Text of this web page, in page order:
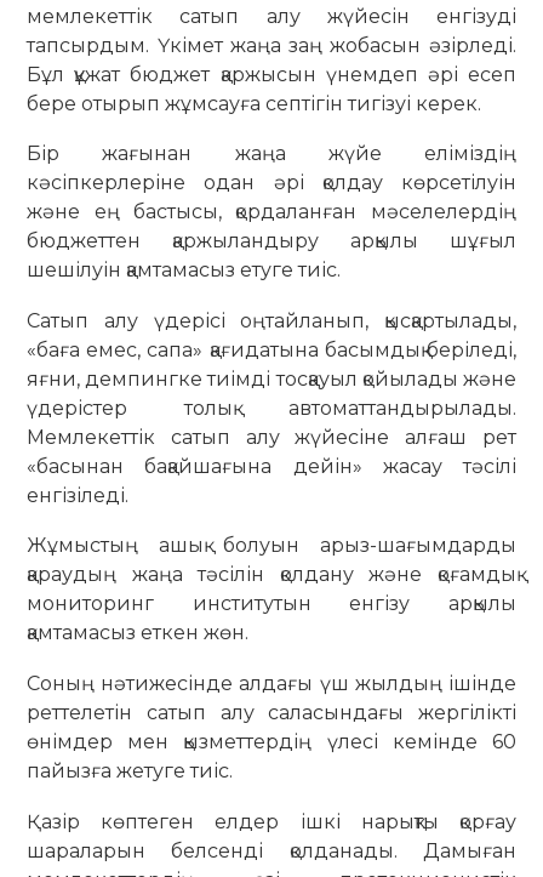
мемлекеттік сатып алу жүйесін енгізуді
тапсырдым. Үкімет жаңа заң жобасын әзірледі.
Бұл құжат бюджет қаржысын үнемдеп әрі есеп
бере отырып жұмсауға септігін тигізуі керек.
Бір жағынан жаңа жүйе еліміздің
кәсіпкерлеріне одан әрі қолдау көрсетілуін
және ең бастысы, қордаланған мәселелердің
бюджеттен қаржыландыру арқылы шұғыл
шешілуін қамтамасыз етуге тиіс.
Сатып алу үдерісі оңтайланып, қысқартылады,
«баға емес, сапа» қағидатына басымдық беріледі,
яғни, демпингке тиімді тосқауыл қойылады және
үдерістер толық автоматтандырылады.
Мемлекеттік сатып алу жүйесіне алғаш рет
«басынан бақайшағына дейін» жасау тәсілі
енгізіледі.
Жұмыстың ашық болуын арыз-шағымдарды
қараудың жаңа тәсілін қолдану және қоғамдық
мониторинг институтын енгізу арқылы
қамтамасыз еткен жөн.
Соның нәтижесінде алдағы үш жылдың ішінде
реттелетін сатып алу саласындағы жергілікті
өнімдер мен қызметтердің үлесі кемінде 60
пайызға жетуге тиіс.
Қазір көптеген елдер ішкі нарықты қорғау
шараларын белсенді қолданады. Дамыған